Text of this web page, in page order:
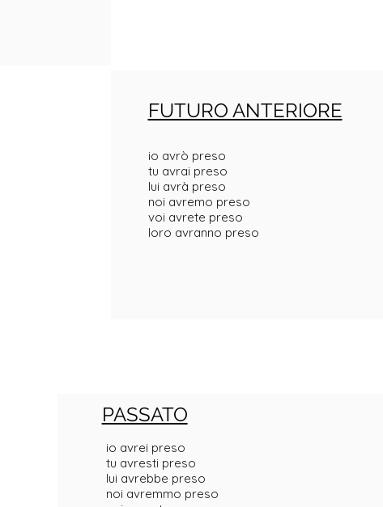
FUTURO ANTERIORE
io avrò preso
tu avrai preso
lui avrà preso
noi avremo preso
voi avrete preso
loro avranno preso
PASSATO
io avrei preso
tu avresti preso
lui avrebbe preso
noi avremmo preso